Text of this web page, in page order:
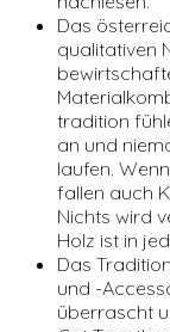
Das
qualitativen
tradition
an und
laufen.
fallen auch
Nichts wird
Holz ist in
Das
und -
überrascht